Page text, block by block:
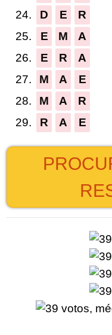
24.
D E
R
25.
E M
A
26.
E R
A
27.
M A
E
28.
M A
R
29.
R A E